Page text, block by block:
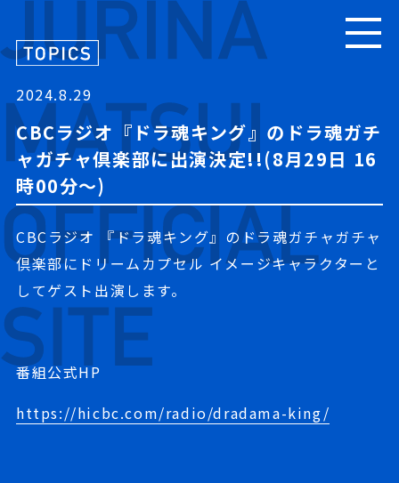
TOPICS
MESSAGE
CONTACT
2024.8.29
CBCラジオ『ドラ魂キング』のドラ魂ガチ
ャガチャ倶楽部に出演決定!!(8月29日 16
時00分～)
CBCラジオ 『ドラ魂キング』のドラ魂ガチャガチャ
倶楽部にドリームカプセル イメージキャラクターと
してゲスト出演します。
番組公式HP
https://hicbc.com/radio/dradama-king/